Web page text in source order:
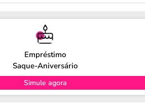
Empréstimo
Saque-Aniversário
Simule agora